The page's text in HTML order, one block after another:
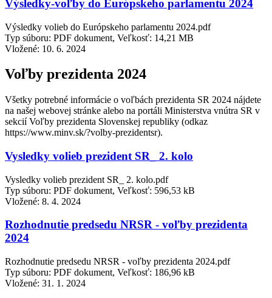
Výsledky-voľby do Európskeho parlamentu 2024
Výsledky volieb do Európskeho parlamentu 2024.pdf
Typ súboru: PDF dokument, Veľkosť: 14,21 MB
Vložené: 10. 6. 2024
Voľby prezidenta 2024
Všetky potrebné informácie o voľbách prezidenta SR 2024 nájdete
na našej webovej stránke alebo na portáli Ministerstva vnútra SR v
sekcií Voľby prezidenta Slovenskej republiky (odkaz
https://www.minv.sk/?volby-prezidentsr).
Vysledky volieb prezident SR_ 2. kolo
Vysledky volieb prezident SR_ 2. kolo.pdf
Typ súboru: PDF dokument, Veľkosť: 596,53 kB
Vložené: 8. 4. 2024
Rozhodnutie predsedu NRSR - voľby prezidenta
2024
Rozhodnutie predsedu NRSR - voľby prezidenta 2024.pdf
Typ súboru: PDF dokument, Veľkosť: 186,96 kB
Vložené: 31. 1. 2024